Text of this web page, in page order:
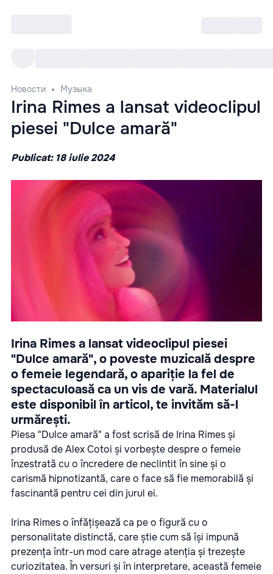
Новости Музыка
Irina Rimes a lansat videoclipul
piesei "Dulce amară"
Publicat: 18 iulie 2024
Irina Rimes a lansat videoclipul piesei
"Dulce amară", o poveste muzicală despre
o femeie legendară, o apariție la fel de
spectaculoasă ca un vis de vară. Materialul
este disponibil în articol, te invităm să-l
urmărești.
Piesa "Dulce amară" a fost scrisă de Irina Rimes și
produsă de Alex Cotoi și vorbește despre o femeie
înzestrată cu o încredere de neclintit în sine și o
carismă hipnotizantă, care o face să fie memorabilă și
fascinantă pentru cei din jurul ei.
Irina Rimes o înfățișează ca pe o figură cu o
personalitate distinctă, care știe cum să își impună
prezența într-un mod care atrage atenția și trezește
curiozitatea. În versuri și în interpretare, această femeie